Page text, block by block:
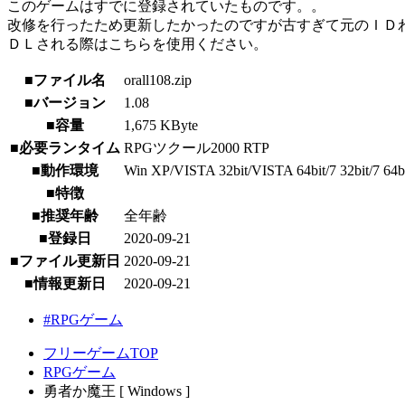
このゲームはすでに登録されていたものです。。
改修を行ったため更新したかったのですが古すぎて元のＩＤ
ＤＬされる際はこちらを使用ください。
■ファイル名
orall108.zip
■バージョン
1.08
■容量
1,675 KByte
■必要ランタイム RPGツクール2000 RTP
■動作環境
Win XP/VISTA 32bit/VISTA 64bit/7 32bit/7
■特徴
■推奨年齢
全年齢
■登録日
2020-09-21
■ファイル更新日 2020-09-21
■情報更新日
2020-09-21
#RPGゲーム
フリーゲームTOP
RPGゲーム
勇者か魔王 [ Windows ]